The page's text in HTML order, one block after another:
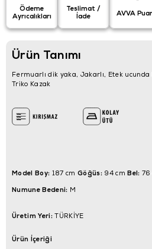
Ödeme
Ayrıcalıkları
Teslimat /
İade
AVVA
Ürün Tanımı
Fermuarlı dik yaka, Jakarlı, Etek
Triko Kazak
Model Boy: 187 cm Göğüs:94 cmBel: 76
Numune Bedeni: M
Üretim Yeri:TÜRKİYE
Ürün İçeriği